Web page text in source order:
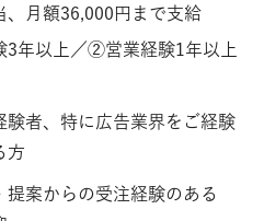
月額36,000円まで支給
年以上／②営業経験1年以上
験者、特に広告業界をご経験
方
提案からの受注経験のある